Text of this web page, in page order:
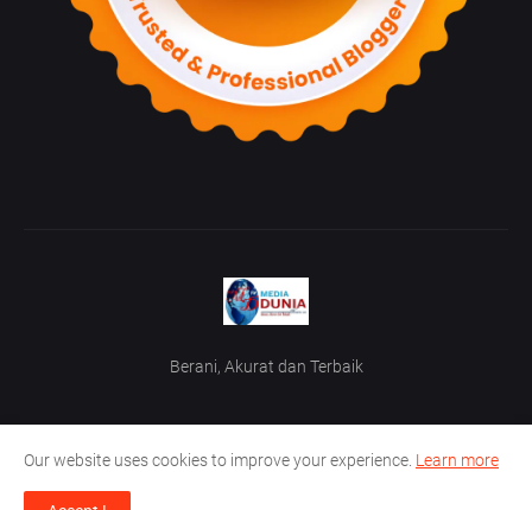
Berani, Akurat dan Terbaik
TOS / Term Of Service Iklan
Our website uses cookies to improve your experience. Learn more